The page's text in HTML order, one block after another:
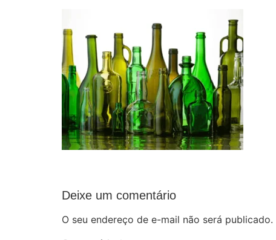
Deixe um comentário
O seu endereço de e-mail não será publicado.